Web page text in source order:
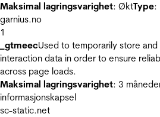
Maksimal lagringsvarighet: ØktType:
garnius.no
1
_gtmeecUsed to temporarily store
interaction data in order to ensure
across page loads.
Maksimal lagringsvarighet: 3
informasjonskapsel
sc-static.net